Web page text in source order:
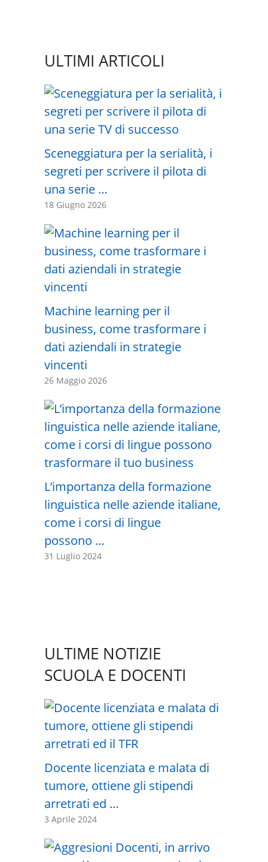
ULTIMI ARTICOLI
Sceneggiatura per la serialità, i
segreti per scrivere il pilota di
una serie …
18 Giugno 2026
Machine learning per il
business, come trasformare i
dati aziendali in strategie
vincenti
26 Maggio 2026
L’importanza della formazione
linguistica nelle aziende italiane,
come i corsi di lingue
possono …
31 Luglio 2024
ULTIME NOTIZIE
SCUOLA E DOCENTI
Docente licenziata e malata di
tumore, ottiene gli stipendi
arretrati ed …
3 Aprile 2024